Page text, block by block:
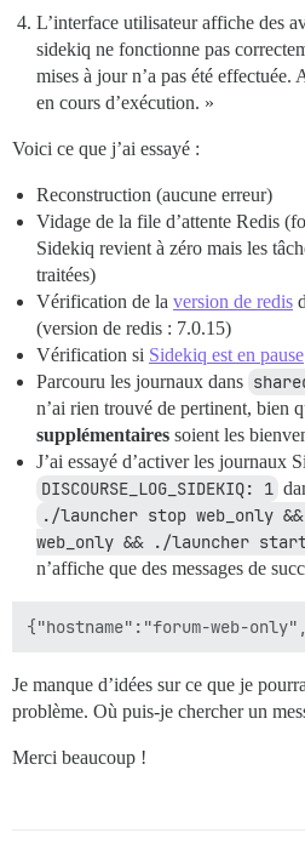
L’interface utilisateur affiche des
sidekiq ne fonctionne pas
mises à jour n’a pas été effectuée.
en cours d’exécution. »
Voici ce que j’ai essayé :
Reconstruction (aucune erreur)
Vidage de la file d’attente Redis
Sidekiq revient à zéro mais les
traitées)
Vérification de la version de redis
(version de redis : 7.0.15)
Vérification si Sidekiq est en pause
Parcouru les journaux dans
n’ai rien trouvé de pertinent, bien
supplémentaires soient les
J’ai essayé d’activer les journaux
DISCOURSE_LOG_SIDEKIQ: 1
./launcher stop web_only
web_only && ./launcher
n’affiche que des messages de
Je manque d’idées sur ce que je
problème. Où puis-je chercher un
Merci beaucoup !